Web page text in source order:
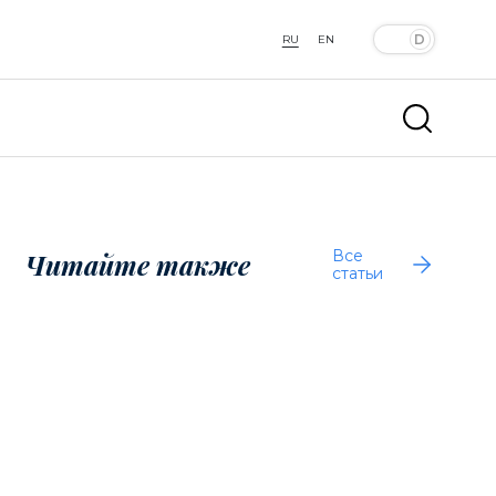
RU EN
Читайте также
Все
статьи